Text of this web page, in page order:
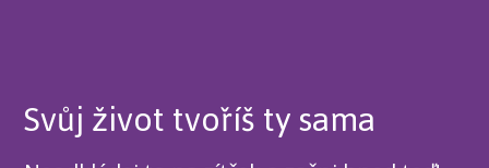
Svůj život tvoříš ty sama